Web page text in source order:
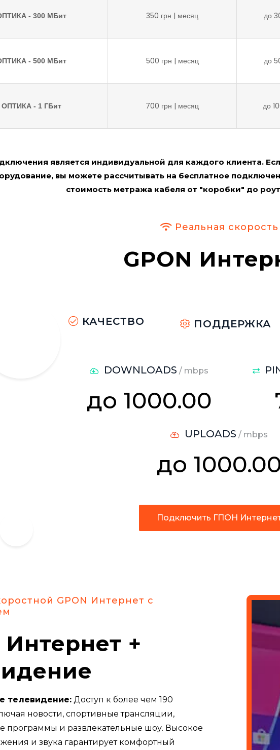
- 300 МБит 350 грн | месяц до
- 500 МБит 500 грн | месяц до
- 1 ГБит 700 грн | месяц до
является индивидуальной для каждого клиента.
вы можете рассчитывать на бесплатное
стоимость метража кабеля от "коробки" до
Реальная скорость
GPON
КАЧЕСТВО ПОДДЕРЖКА
DOWNLOADS / mbps
до 1000.00
UPLOADS / mbps
до
Подключить ГПОН
GPON Интернет с
Интернет +
телевидение: Доступ к более чем 190
новости, спортивные трансляции,
программы и развлекательные шоу. Высокое
и звука гарантирует комфортный